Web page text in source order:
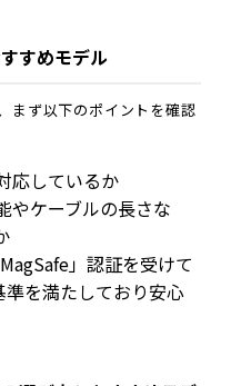
すめモデル
まず以下のポイントを確認
応しているか
やケーブルの長さな
」認証を受けて
を満たしており安心